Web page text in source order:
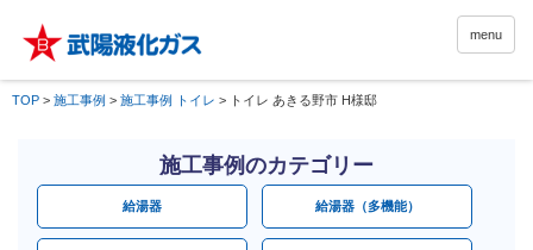
menu
TOP > 施工事例 > 施工事例 トイレ > トイレ あきる野市 H様邸
施工事例のカテゴリー
給湯器 給湯器（多機能）